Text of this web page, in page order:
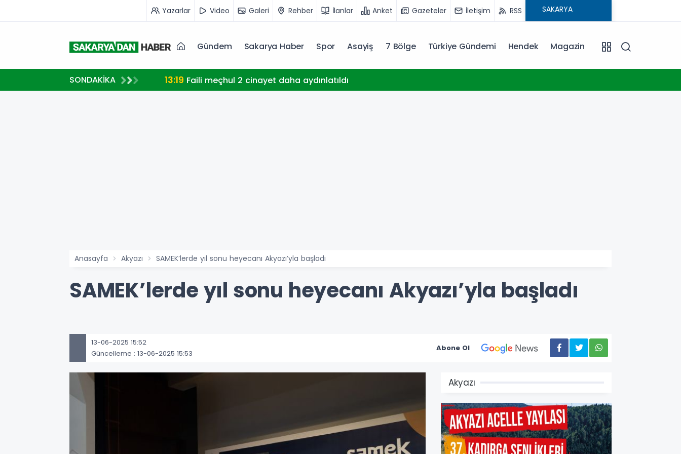
Yazarlar Video Galeri Rehber İlanlar Anket Gazeteler İletişim RSS
Gündem Sakarya Haber Spor Asayiş 7 Bölge Türkiye Gündemi Hendek Magazin
SONDAKİKA 13:19 Faili meçhul 2 cinayet daha aydınlatıldı
Anasayfa Akyazı SAMEK’lerde yıl sonu heyecanı Akyazı’yla başladı
SAMEK’lerde yıl sonu heyecanı Akyazı’yla başladı
13-06-2025 15:52
Güncelleme : 13-06-2025 15:53
Abone Ol
Akyazı